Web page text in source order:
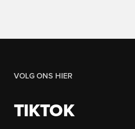
VOLG ONS HIER
TIKTOK